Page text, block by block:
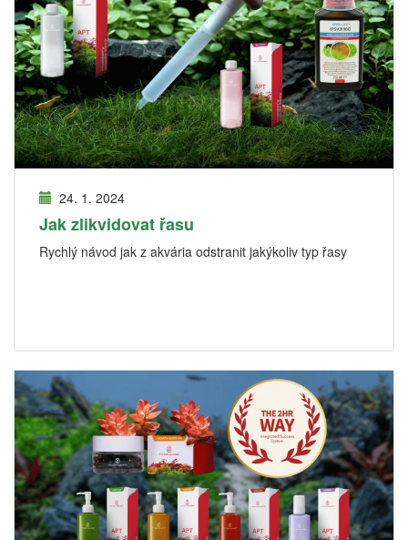
24. 1. 2024
Jak zlikvidovat řasu
Rychlý návod jak z akvária odstranit jakýkoliv typ řasy